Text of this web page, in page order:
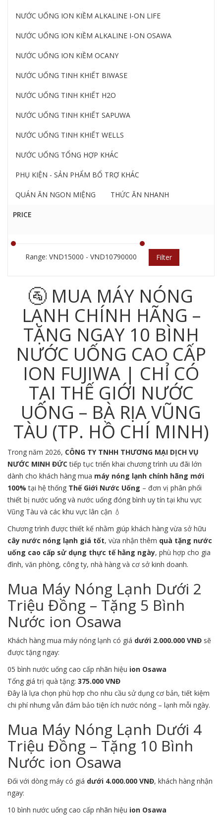
NƯỚC UỐNG ION KIỀM ALKALINE I-ON LIFE
NƯỚC UỐNG ION KIỀM ALKALINE I-ON OSAWA
NƯỚC UỐNG ION KIỀM OCANY
NƯỚC UỐNG TINH KHIẾT BIWASE
NƯỚC UỐNG TINH KHIẾT H2O
NƯỚC UỐNG TINH KHIẾT SAPUWA
NƯỚC UỐNG TINH KHIẾT WELLS
NƯỚC UỐNG TỔNG HỢP KHÁC
PHỤ KIỆN - SẢN PHẨM BỔ TRỢ KHÁC
QUÁN ĂN NGON MIỆNG THỨC ĂN NHANH
PRICE
Range: VND15000 - VND10790000 Filter
🚰 MUA MÁY NÓNG
LẠNH CHÍNH HÃNG –
TẶNG NGAY 10 BÌNH
NƯỚC UỐNG CAO CẤP
ION FUJIWA | CHỈ CÓ
TẠI THẾ GIỚI NƯỚC
UỐNG – BÀ RỊA VŨNG
TÀU (TP. HỒ CHÍ MINH)
Trong năm 2026, CÔNG TY TNHH THƯƠNG MẠI DỊCH VỤ
NƯỚC MINH ĐỨCtiếp tục triển khai chương trình ưu đãi lớn
dành cho khách hàng mua máy nóng lạnh chính hãng mới
100% tại hệ thống Thế Giới Nước Uống – đơn vị phân phối
thiết bị nước uống và nước uống đóng bình uy tín tại khu vực
Vũng Tàu và các khu vực lân cận 💧
Chương trình được thiết kế nhằm giúp khách hàng vừa sở hữu
cây nước nóng lạnh giá tốt, vừa nhận thêm quà tặng nước
uống cao cấp sử dụng thực tế hằng ngày, phù hợp cho gia
đình, văn phòng, công ty, nhà hàng và cơ sở kinh doanh.
Mua Máy Nóng Lạnh Dưới 2
Triệu Đồng – Tặng 5 Bình
Nước ion Osawa
Khách hàng mua máy nóng lạnh có giá dưới 2.000.000 VNĐ sẽ
được tặng ngay:
05 bình nước uống cao cấp nhãn hiệu ion Osawa
Tổng giá trị quà tặng: 375.000 VNĐ
Đây là lựa chọn phù hợp cho nhu cầu sử dụng cơ bản, tiết kiệm
chi phí nhưng vẫn đảm bảo tiện ích nước nóng – lạnh mỗi ngày.
Mua Máy Nóng Lạnh Dưới 4
Triệu Đồng – Tặng 10 Bình
Nước ion Osawa
Đối với dòng máy có giá dưới 4.000.000 VNĐ, khách hàng nhận
ngay:
10 bình nước uống cao cấp nhãn hiệu ion Osawa